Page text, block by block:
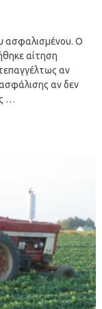
ασφαλισμένου. Ο
αίτηση
αν
αν δεν
…